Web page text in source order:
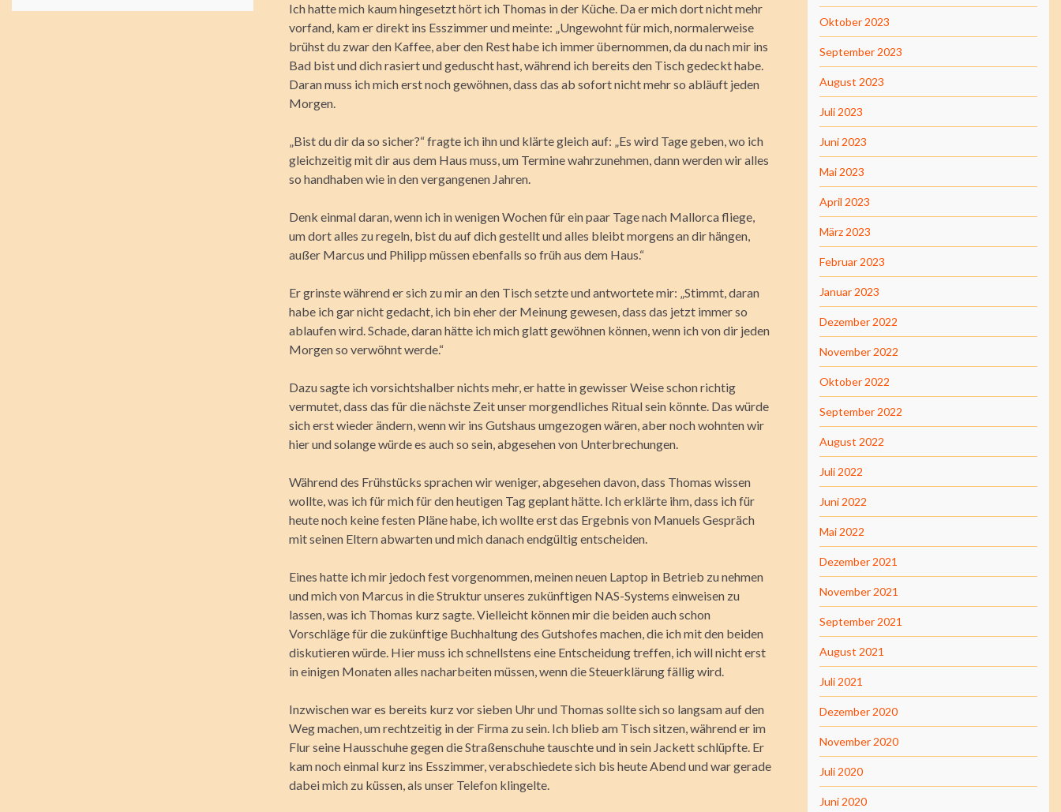
Ich hatte mich kaum hingesetzt hört ich Thomas in der Küche. Da er mich dort nicht mehr
vorfand, kam er direkt ins Esszimmer und meinte: „Ungewohnt für mich, normalerweise
brühst du zwar den Kaffee, aber den Rest habe ich immer übernommen, da du nach mir ins
Bad bist und dich rasiert und geduscht hast, während ich bereits den Tisch gedeckt habe.
Daran muss ich mich erst noch gewöhnen, dass das ab sofort nicht mehr so abläuft jeden
Morgen.
„Bist du dir da so sicher?“ fragte ich ihn und klärte gleich auf: „Es wird Tage geben, wo ich
gleichzeitig mit dir aus dem Haus muss, um Termine wahrzunehmen, dann werden wir alles
so handhaben wie in den vergangenen Jahren.
Denk einmal daran, wenn ich in wenigen Wochen für ein paar Tage nach Mallorca fliege,
um dort alles zu regeln, bist du auf dich gestellt und alles bleibt morgens an dir hängen,
außer Marcus und Philipp müssen ebenfalls so früh aus dem Haus.“
Er grinste während er sich zu mir an den Tisch setzte und antwortete mir: „Stimmt, daran
habe ich gar nicht gedacht, ich bin eher der Meinung gewesen, dass das jetzt immer so
ablaufen wird. Schade, daran hätte ich mich glatt gewöhnen können, wenn ich von dir jeden
Morgen so verwöhnt werde.“
Dazu sagte ich vorsichtshalber nichts mehr, er hatte in gewisser Weise schon richtig
vermutet, dass das für die nächste Zeit unser morgendliches Ritual sein könnte. Das würde
sich erst wieder ändern, wenn wir ins Gutshaus umgezogen wären, aber noch wohnten wir
hier und solange würde es auch so sein, abgesehen von Unterbrechungen.
Während des Frühstücks sprachen wir weniger, abgesehen davon, dass Thomas wissen
wollte, was ich für mich für den heu­tigen Tag geplant hätte. Ich erklärte ihm, dass ich für
heute noch keine festen Pläne habe, ich wollte erst das Ergebnis von Manuels Gespräch
mit seinen Eltern abwarten und mich danach endgültig entscheiden.
Eines hatte ich mir jedoch fest vorgenommen, meinen neuen Laptop in Betrieb zu nehmen
und mich von Marcus in die Struktur unseres zukünftigen NAS-Systems einweisen zu
lassen, was ich Thomas kurz sagte. Vielleicht können mir die beiden auch schon
Vorschläge für die zukünftige Buchhaltung des Gutshofes machen, die ich mit den beiden
diskutieren würde. Hier muss ich schnellstens eine Entscheidung treffen, ich will nicht erst
in einigen Monaten alles nacharbeiten müssen, wenn die Steuerklärung fällig wird.
Inzwischen war es bereits kurz vor sieben Uhr und Thomas sollte sich so langsam auf den
Weg machen, um rechtzeitig in der Firma zu sein. Ich blieb am Tisch sitzen, während er im
Flur seine Hausschuhe gegen die Straßenschuhe tauschte und in sein Jackett schlüpfte. Er
kam noch einmal kurz ins Esszimmer, verabschiedete sich bis heute Abend und war gerade
dabei mich zu küssen, als unser Telefon klingelte.
Oktober 2023
September 2023
August 2023
Juli 2023
Juni 2023
Mai 2023
April 2023
März 2023
Februar 2023
Januar 2023
Dezember 2022
November 2022
Oktober 2022
September 2022
August 2022
Juli 2022
Juni 2022
Mai 2022
Dezember 2021
November 2021
September 2021
August 2021
Juli 2021
Dezember 2020
November 2020
Juli 2020
Juni 2020